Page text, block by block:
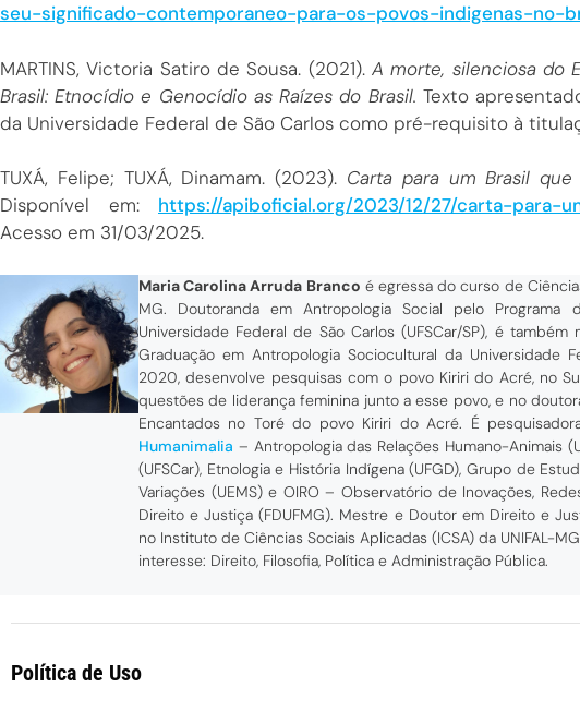
seu-significado-contemporaneo-para-os-povos-indigenas-no-
MARTINS, Victoria Satiro de Sousa. (2021). A morte, silenciosa do
Brasil: Etnocídio e Genocídio as Raízes do Brasil. Texto
da Universidade Federal de São Carlos como pré-requisito à
TUXÁ, Felipe; TUXÁ, Dinamam. (2023). Carta para um Brasil
Disponível em: https://apiboficial.org/2023/12/27/carta-para-
Acesso em 31/03/2025.
Maria Carolina Arruda Branco é egressa do curso de
MG. Doutoranda em Antropologia Social pelo Programa
Universidade Federal de São Carlos (UFSCar/SP), é
Graduação em Antropologia Sociocultural da Universidade
2020, desenvolve pesquisas com o povo Kiriri do Acré, no
questões de liderança feminina junto a esse povo, e no
Encantados no Toré do povo Kiriri do Acré. É
Humanimalia – Antropologia das Relações Humano-Animais
(UFSCar), Etnologia e História Indígena (UFGD), Grupo de
Variações (UEMS) e OIRO – Observatório de Inovações,
Direito e Justiça (FDUFMG). Mestre e Doutor em Direito e
no Instituto de Ciências Sociais Aplicadas (ICSA) da UNIFAL-
interesse: Direito, Filosofia, Política e Administração Pública.
Política de Uso